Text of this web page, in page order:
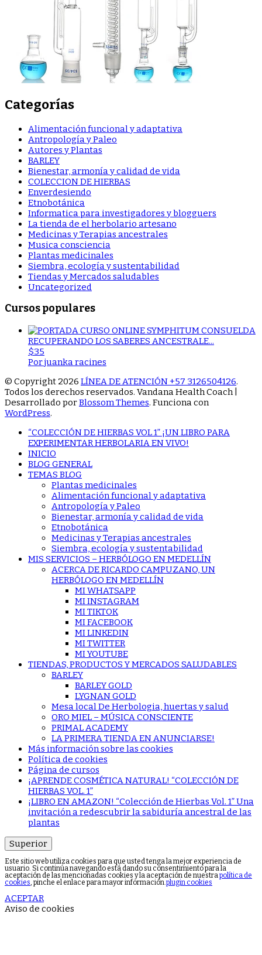
Categorías
Alimentación funcional y adaptativa
Antropología y Paleo
Autores y Plantas
BARLEY
Bienestar, armonía y calidad de vida
COLECCION DE HIERBAS
Enverdesiendo
Etnobotánica
Informatica para investigadores y blogguers
La tienda de el herbolario artesano
Medicinas y Terapias ancestrales
Musica consciencia
Plantas medicinales
Siembra, ecología y sustentabilidad
Tiendas y Mercados saludables
Uncategorized
Cursos populares
RECUPERANDO LOS SABERES ANCESTRALE...
$35
Por juanka racines
© Copyright 2026 LÍNEA DE ATENCIÓN +57 3126504126.
Todos los derechos reservados. Vandana Health Coach |
Desarrollado porBlossom Themes. Funciona con
WordPress.
“COLECCIÓN DE HIERBAS VOL 1” ¡UN LIBRO PARA
EXPERIMENTAR HERBOLARIA EN VIVO!
INICIO
BLOG GENERAL
TEMAS BLOG
Plantas medicinales
Alimentación funcional y adaptativa
Antropología y Paleo
Bienestar, armonía y calidad de vida
Etnobotánica
Medicinas y Terapias ancestrales
Siembra, ecología y sustentabilidad
MIS SERVICIOS – HERBÓLOGO EN MEDELLÍN
ACERCA DE RICARDO CAMPUZANO, UN
HERBÓLOGO EN MEDELLÍN
MI WHATSAPP
MI INSTAGRAM
MI TIKTOK
MI FACEBOOK
MI LINKEDIN
MI TWITTER
MI YOUTUBE
TIENDAS, PRODUCTOS Y MERCADOS SALUDABLES
BARLEY
BARLEY GOLD
LYGNAN GOLD
Mesa local De Herbologia, huertas y salud
ORO MIEL – MÚSICA CONSCIENTE
PRIMAL ACADEMY
LA PRIMERA TIENDA EN ANUNCIARSE!
Más información sobre las cookies
Política de cookies
Página de cursos
¡APRENDE COSMÉTICA NATURAL! “COLECCIÓN DE
HIERBAS VOL. 1”
¡LIBRO EN AMAZON! “Colección de Hierbas Vol. 1” Una
invitación a redescubrir la sabiduría ancestral de las
plantas
Superior
Este sitio web utiliza cookies para que usted tenga la mejor experiencia de
usuario. Si continúa navegando está dando su consentimiento para la
aceptación de las mencionadas cookies y la aceptación de nuestrapolítica de
cookies, pinche el enlace para mayor información.plugin cookies
ACEPTAR
Aviso de cookies